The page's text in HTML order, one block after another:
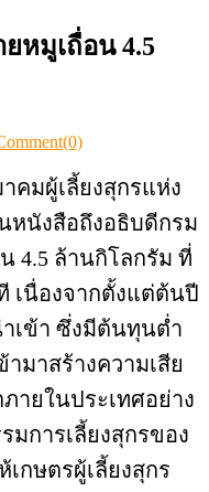
หมูเถื่อน 4.5
คมผู้เลี้ยงสุกรแห่ง
หนังสือถึงอธิบดีกรม
4.5 ล้านกิโลกรัม ที่
เนื่องจากตั้งแต่ต้นปี
เข้า ซึ่งมีต้นทุนต่ำ
ามาสร้างความเสีย
ายในประเทศอย่าง
มการเลี้ยงสุกรของ
เกษตรผู้เลี้ยงสุกร